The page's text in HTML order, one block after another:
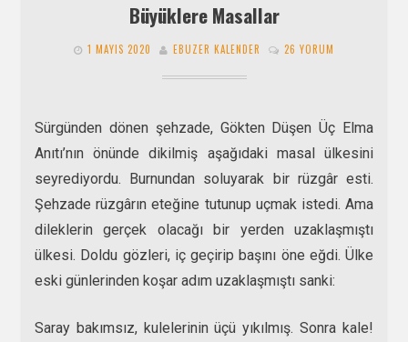
Büyüklere Masallar
1 MAYIS 2020 EBUZER KALENDER 26 YORUM
Sürgünden dönen şehzade, Gökten Düşen Üç Elma
Anıtı’nın önünde dikilmiş aşağıdaki masal ülkesini
seyrediyordu. Burnundan soluyarak bir rüzgâr esti.
Şehzade rüzgârın eteğine tutunup uçmak istedi. Ama
dileklerin gerçek olacağı bir yerden uzaklaşmıştı
ülkesi. Doldu gözleri, iç geçirip başını öne eğdi. Ülke
eski günlerinden koşar adım uzaklaşmıştı sanki:
Saray bakımsız, kulelerinin üçü yıkılmış. Sonra kale!